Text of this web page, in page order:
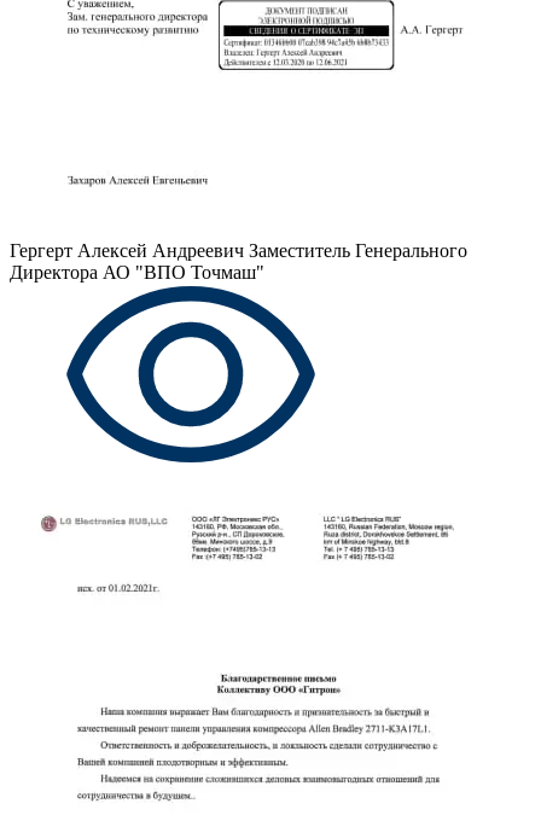
Гергерт Алексей Андреевич Заместитель Генерального
Директора АО "ВПО Точмаш"